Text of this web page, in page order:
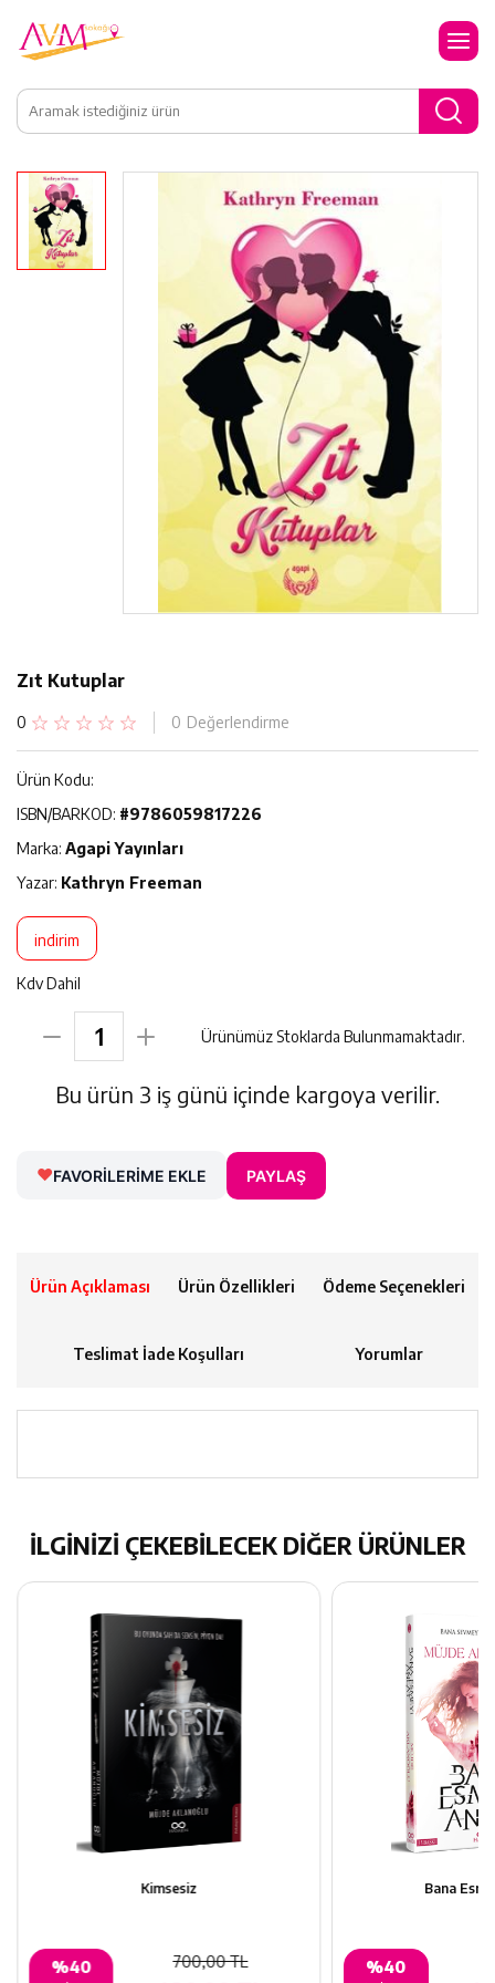
Zıt Kutuplar
0 0 Değerlendirme
Ürün Kodu:
ISBN/BARKOD: #9786059817226
Marka: Agapi Yayınları
Yazar: Kathryn Freeman
indirim
Kdv Dahil
Ürünümüz Stoklarda Bulunmamaktadır.
Bu ürün 3 iş günü içinde kargoya verilir.
FAVORİLERİME EKLE PAYLAŞ
Ürün Açıklaması Ürün Özellikleri Ödeme Seçenekleri
Teslimat İade Koşulları Yorumlar
İLGİNİZİ ÇEKEBİLECEK DİĞER ÜRÜNLER
Kimsesiz
%40 700,00 TL
Bana
%40